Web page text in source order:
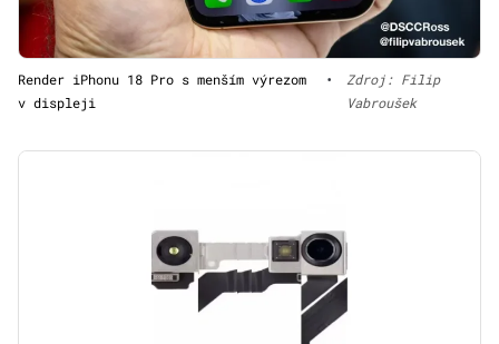
Render iPhonu 18 Pro s menším výrezom
v displeji
•
Zdroj: Filip
Vabroušek